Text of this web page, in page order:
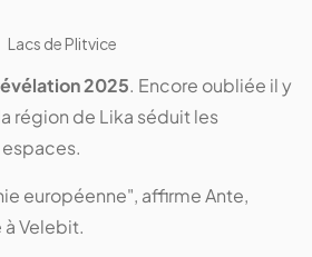
Lacs de Plitvice
2025. Encore oubliée il y
région de Lika séduit les
européenne", affirme Ante,
Velebit.